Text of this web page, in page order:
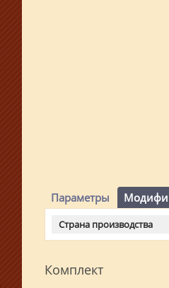
Параметры
Страна производства
Комплект